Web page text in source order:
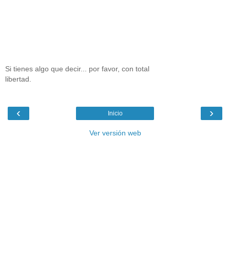
Si tienes algo que decir... por favor, con total
libertad.
‹ ›
Inicio
Ver versión web